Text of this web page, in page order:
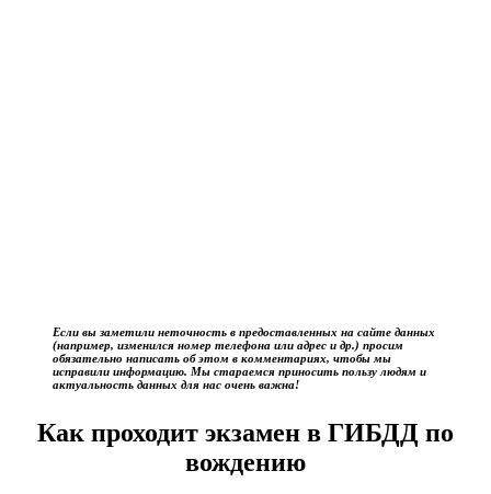
Если вы заметили неточность в предоставленных на сайте данных
(например, изменился номер телефона или адрес и др.) просим
обязательно написать об этом в комментариях, чтобы мы
исправили информацию. Мы стараемся приносить пользу людям и
актуальность данных для нас очень важна!
Как проходит экзамен в ГИБДД по
вождению